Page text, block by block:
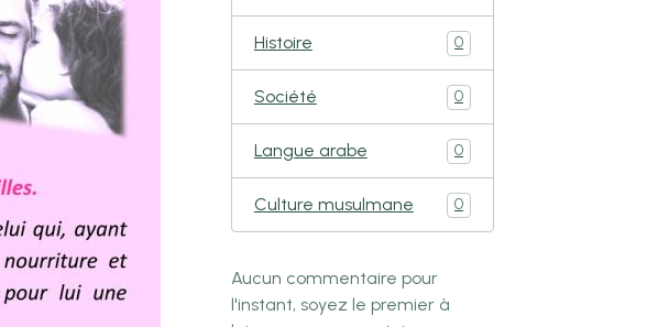
Histoire 0
Société 0
Langue arabe 0
Culture musulmane 0
Aucun commentaire pour
l'instant, soyez le premier à